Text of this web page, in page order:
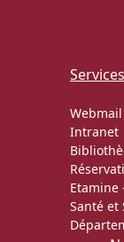
Services
Webmail
Intranet
Etamine
Santé et